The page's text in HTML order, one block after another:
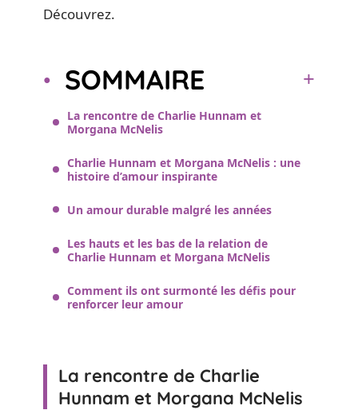
Découvrez.
SOMMAIRE
La rencontre de Charlie Hunnam et
Morgana McNelis
Charlie Hunnam et Morgana McNelis : une
histoire d’amour inspirante
Un amour durable malgré les années
Les hauts et les bas de la relation de
Charlie Hunnam et Morgana McNelis
Comment ils ont surmonté les défis pour
renforcer leur amour
La rencontre de Charlie
Hunnam et Morgana McNelis